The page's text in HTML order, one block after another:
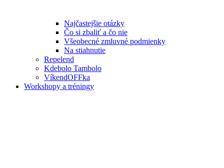
Najčastejšie otázky
Čo si zbaliť a čo nie
Všeobecné zmluvné podmienky
Na stiahnutie
Repelend
Kdebolo Tambolo
VíkendOFFka
Workshopy a tréningy